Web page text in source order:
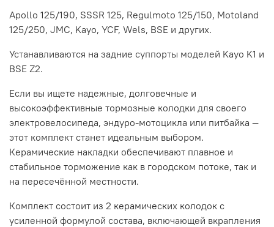
Apollo 125/190, SSSR 125, Regulmoto 125/150, Motoland
125/250, JMC, Kayo, YCF, Wels, BSE и других.
Устанавливаются на задние суппорты моделей Kayo K1 и
BSE Z2.
Если вы ищете надежные, долговечные и
высокоэффективные тормозные колодки для своего
электровелосипеда, эндуро-мотоцикла или питбайка —
этот комплект станет идеальным выбором.
Керамические накладки обеспечивают плавное и
стабильное торможение как в городском потоке, так и
на пересечённой местности.
Комплект состоит из 2 керамических колодок с
усиленной формулой состава, включающей вкрапления